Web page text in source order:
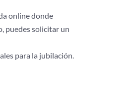
online donde
puedes solicitar un
para la jubilación.